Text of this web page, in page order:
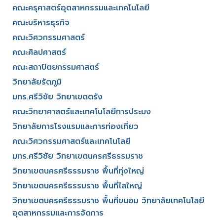
คณะครุศาสตร์อุตสาหกรรมและเทคโนโลยี​
คณะบริหารธุรกิจ​
คณะวิศวกรรมศาสตร์​
คณะศิลปศาสตร์​
คณะสถาปัตยกรรมศาสตร์
วิทยาลัยรัตภูมิ​
มทร.ศรีวิชัย วิทยาเขตตรัง
คณะวิทยาศาสตร์และเทคโนโลยีการประมง
วิทยาลัยการโรงแรมและการท่องเที่ยว
คณะวิศวกรรมศาสตร์และเทคโนโลยี
มทร.ศรีวิชัย วิทยาเขตนครศรีธรรมราช
วิทยาเขตนครศรีธรรมราช พื้นที่ทุ่งใหญ่
วิทยาเขตนครศรีธรรมราช พื้นที่ไสใหญ่
วิทยาเขตนครศรีธรรมราช พื้นที่ขนอม วิทยาลัยเทคโนโลยี
อุตสาหกรรมและการจัดการ